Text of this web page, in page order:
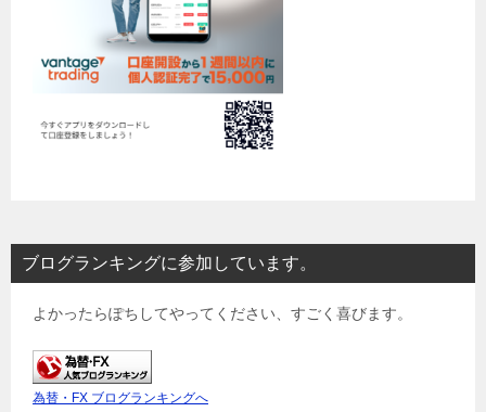
ブログランキングに参加しています。
よかったらぽちしてやってください、すごく喜びます。
為替・FX ブログランキングへ